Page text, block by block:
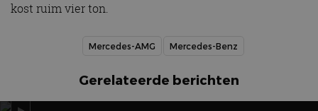
kost ruim vier ton.
Mercedes-AMG Mercedes-Benz
Gerelateerde berichten